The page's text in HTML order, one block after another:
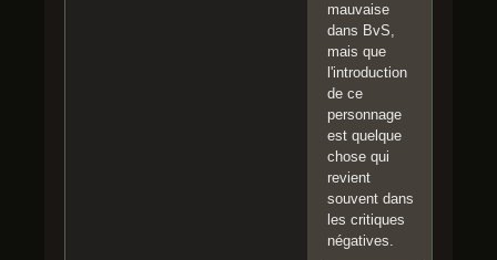
mauvaise
dans BvS,
mais que
l'introduction
de ce
personnage
est quelque
chose qui
revient
souvent dans
les critiques
négatives.